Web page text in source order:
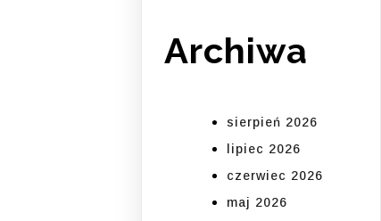
Archiwa
sierpień 2026
lipiec 2026
czerwiec 2026
maj 2026